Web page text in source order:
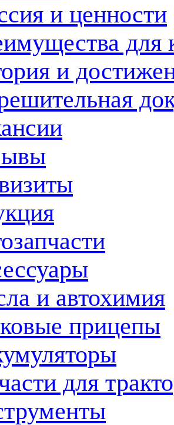
и ценности
для
и
и автохимия
прицепы
для